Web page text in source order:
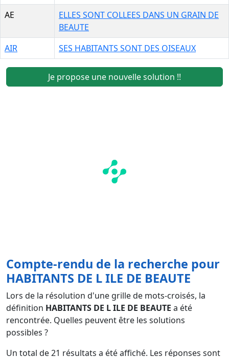
AE
ELLES SONT COLLEES DANS UN GRAIN DE
BEAUTE
AIR
SES HABITANTS SONT DES OISEAUX
Je propose une nouvelle solution !!
Compte-rendu de la recherche pour
HABITANTS DE L ILE DE BEAUTE
Lors de la résolution d'une grille de mots-croisés, la
définition HABITANTS DE L ILE DE BEAUTE a été
rencontrée. Quelles peuvent être les solutions
possibles ?
Un total de21 résultats a été affiché. Les réponses sont